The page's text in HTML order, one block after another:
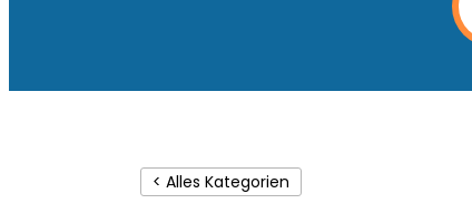
< Alles Kategorien